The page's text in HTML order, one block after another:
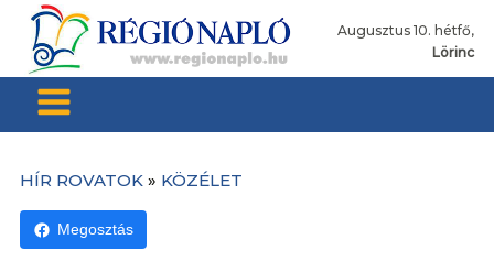
Augusztus 10. hétfő,
Lörinc
HÍR ROVATOK » KÖZÉLET
Megosztás